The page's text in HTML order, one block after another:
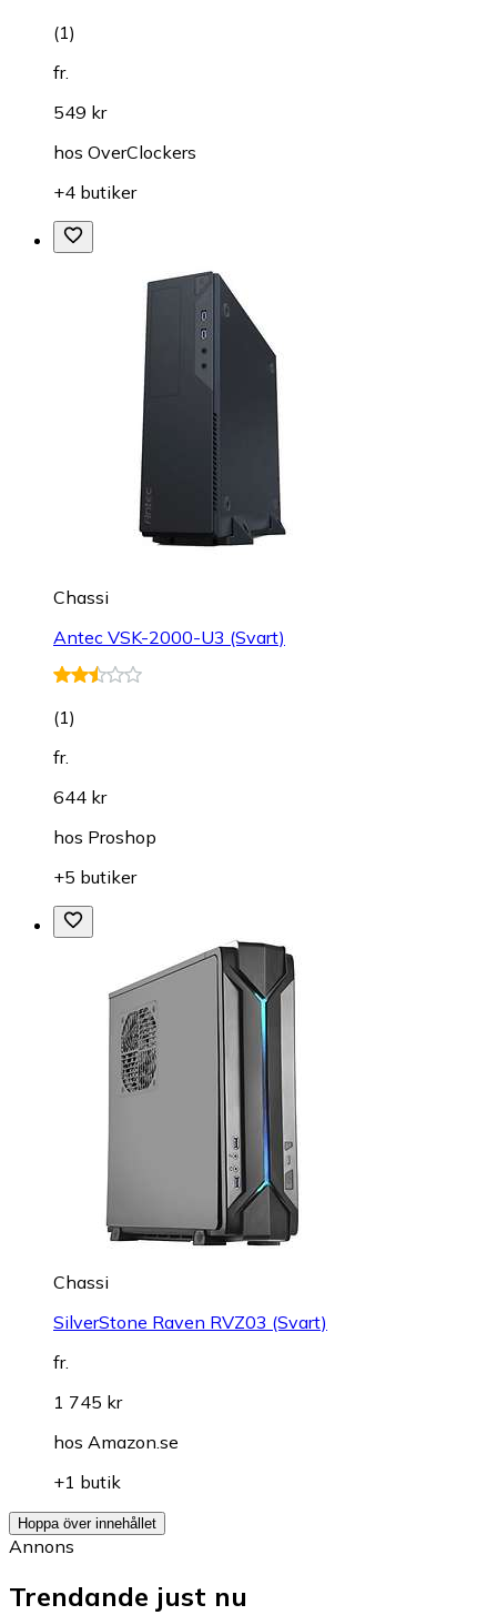
(1)
fr.
549 kr
hos OverClockers
+4 butiker
Chassi
Antec VSK-2000-U3 (Svart)
(1)
fr.
644 kr
hos Proshop
+5 butiker
Chassi
SilverStone Raven RVZ03 (Svart)
fr.
1 745 kr
hos Amazon.se
+1 butik
Hoppa över innehållet
Annons
Trendande just nu